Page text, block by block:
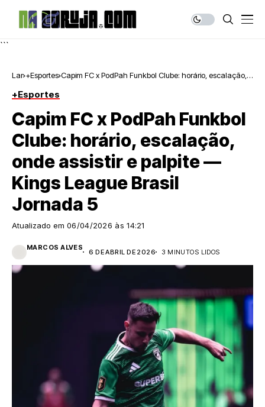
```
Lar +Esportes Capim FC x PodPah Funkbol Clube: horário, escalação,
+Esportes
Capim FC x PodPah Funkbol
Clube: horário, escalação,
onde assistir e palpite —
Kings League Brasil
Jornada 5
Atualizado em 06/04/2026 às 14:21
MARCOS ALVES
6 DE ABRIL DE 2026 3 MINUTOS LIDOS